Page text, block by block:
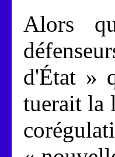
Alors
d'État »
tuerait la